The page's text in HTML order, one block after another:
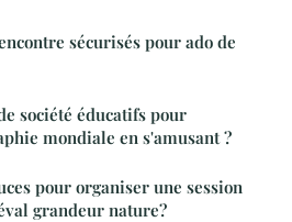
sécurisés pour ado de
société éducatifs pour
mondiale en s'amusant ?
pour organiser une session
grandeur nature?